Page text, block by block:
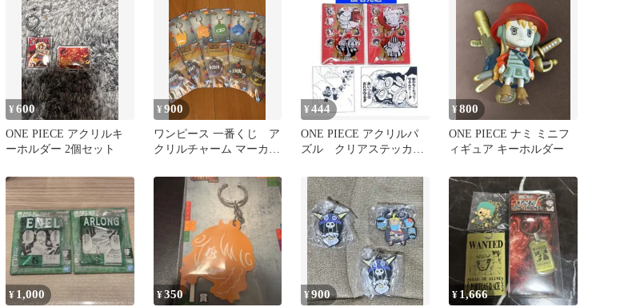
¥600
ONE PIECE アクリルキ
ーホルダー 2個セット
¥900
ワンピース 一番くじ ア
クリルチャーム マーカー
¥ 444
ONE PIECE アクリルパ
ズル クリアステッカ
¥800
ONE PIECE ナミ ミニフ
ィギュア キーホルダー
¥ 1,000 ¥350 ¥900 ¥ 1,666